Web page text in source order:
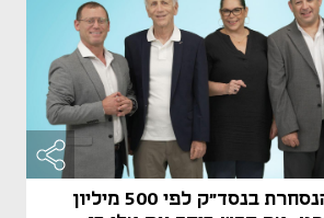
מייסד "יורוג'ן" הנסחרת בנסד"ק לפי 500 מיליון